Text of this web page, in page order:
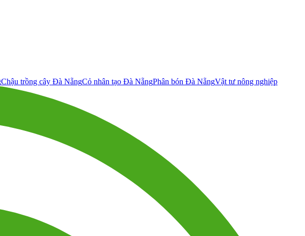
Chậu trồng cây Đà NẵngCỏ nhân tạo Đà NẵngPhân bón Đà NẵngVật tư nông nghiệp